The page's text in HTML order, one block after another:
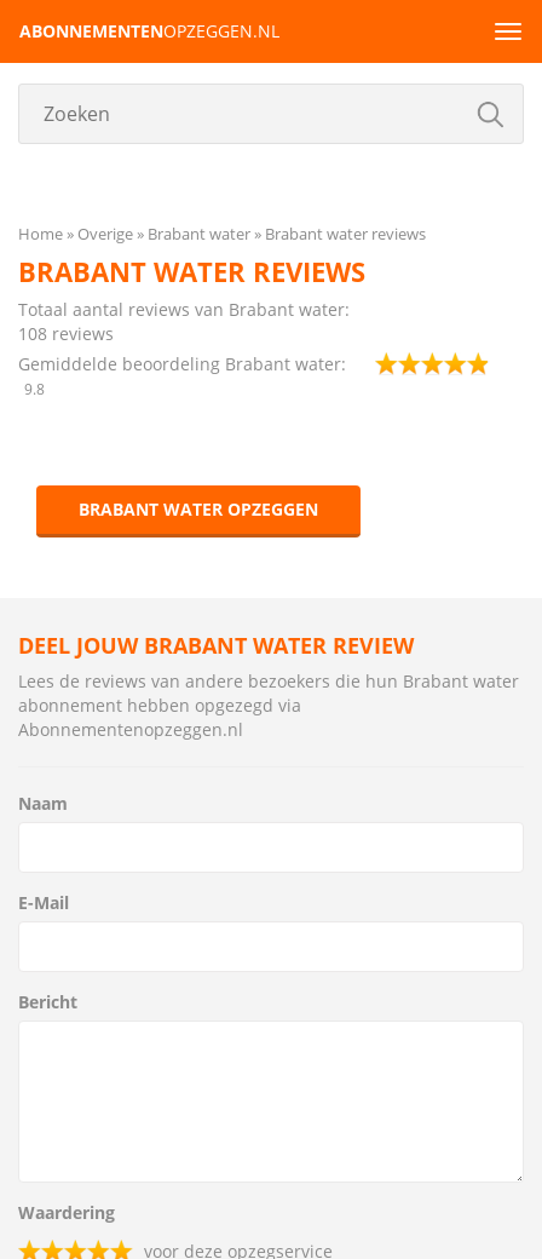
ABONNEMENTENOPZEGGEN.NL
Home Overige Brabant water Brabant water reviews
BRABANT WATER REVIEWS
Totaal aantal reviews van Brabant water:
108 reviews
Gemiddelde beoordeling Brabant water:
9.8
BRABANT WATER OPZEGGEN
DEEL JOUW BRABANT WATER REVIEW
Lees de reviews van andere bezoekers die hun Brabant water
abonnement hebben opgezegd via
Abonnementenopzeggen.nl
Naam
E-Mail
Bericht
Waardering
voor deze opzegservice